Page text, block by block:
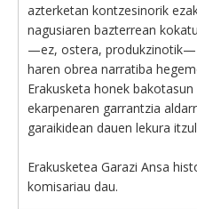
azterketan kontzesinorik
nagusiaren bazterrean
—ez, ostera, produkzinotik—
haren obrea narratiba
Erakusketa honek
ekarpenaren garrantzia
garaikidean dauen lekura
Erakusketea Garazi Ansa
komisariau dau.